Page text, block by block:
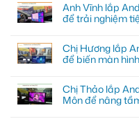
Anh Vĩnh lắp
để trải nghiệm
Chị Hương lắp
để biến màn
Chị Thảo lắp
Môn để nâng